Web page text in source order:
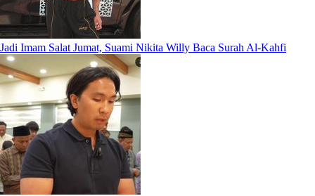
Jadi Imam Salat Jumat, Suami Nikita Willy Baca Surah Al-Kahfi